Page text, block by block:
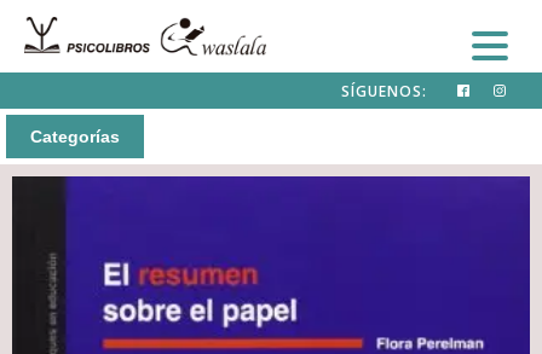
SÍGUENOS:
Categorías